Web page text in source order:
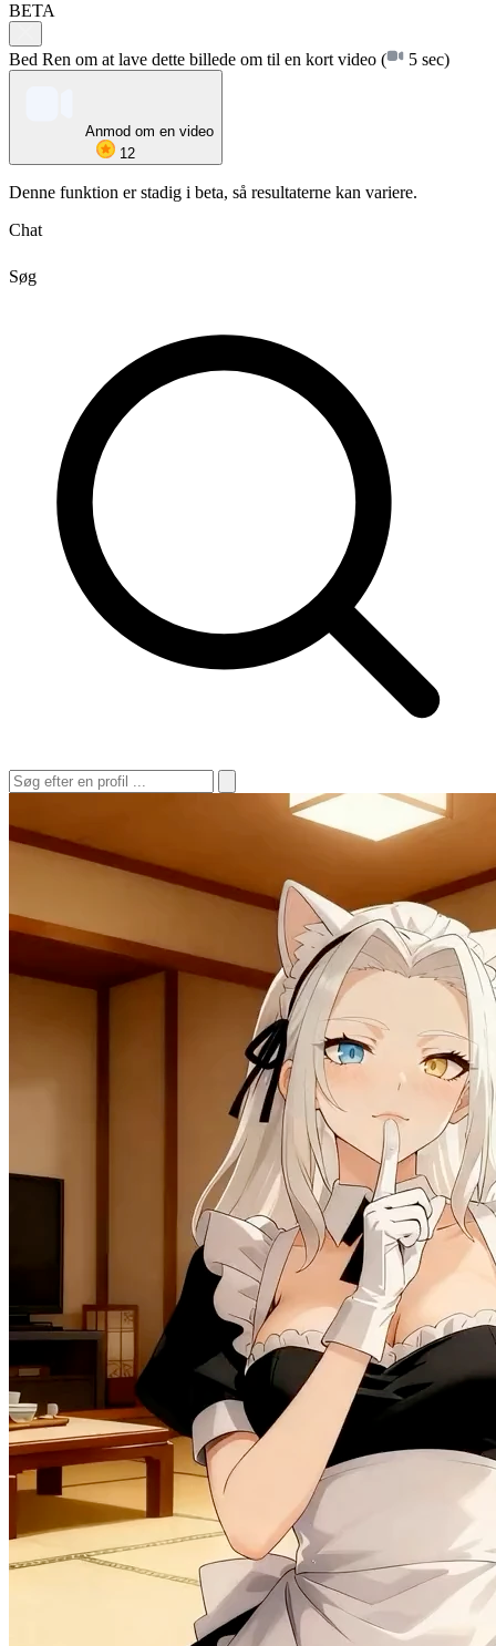
BETA
Bed Ren om at lave dette billede om til en kort video ( 5 sec)
Anmod om en video
12
Denne funktion er stadig i beta, så resultaterne kan variere.
Chat
Søg